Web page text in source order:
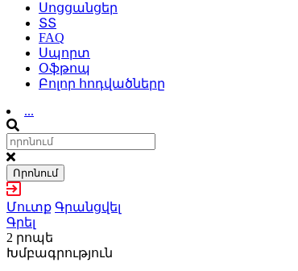
Սոցցանցեր
ՏՏ
FAQ
Սպորտ
Օֆթոպ
Բոլոր հոդվածները
...
Որոնում
Մուտք Գրանցվել
Գրել
2 րոպե
Խմբագրություն